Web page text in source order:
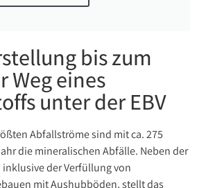
bis zum
Weg eines
unter der EBV
Abfallströme sind mit ca. 275
die mineralischen Abfälle. Neben der
der Verfüllung von
mit Aushubböden, stellt das